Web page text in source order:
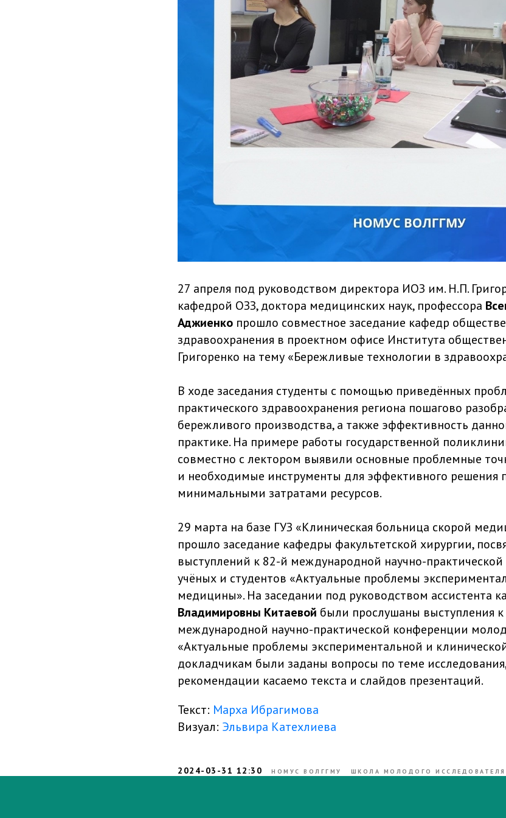
27 апреля под руководством директора ИОЗ им. Н.П.
кафедрой ОЗЗ, доктора медицинских наук, профессора
Аджиенко прошло совместное заседание кафедр
здравоохранения в проектном офисе Института
Григоренко на тему «Бережливые технологии в
В ходе заседания студенты с помощью приведённых
практического здравоохранения региона пошагово
бережливого производства, а также эффективность
практике. На примере работы государственной
совместно с лектором выявили основные проблемные
и необходимые инструменты для эффективного решения
минимальными затратами ресурсов.
29 марта на базе ГУЗ «Клиническая больница скорой
прошло заседание кафедры факультетской хирургии,
выступлений к 82-й международной научно-
учёных и студентов «Актуальные проблемы
медицины». На заседании под руководством ассистента
Владимировны Китаевой были прослушаны выступления
международной научно-практической конференции
«Актуальные проблемы экспериментальной и
докладчикам были заданы вопросы по теме
рекомендации касаемо текста и слайдов презентаций.
Текст: Марха Ибрагимова
Визуал: Эльвира Катехлиева
2024-03-31 12:30 НОМУС ВОЛГГМУ ШКОЛА МОЛОДОГО